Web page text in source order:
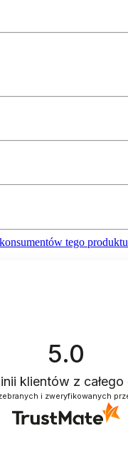
tego
5.0
klientów z
i zweryfikowanych